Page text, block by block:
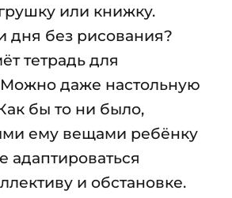
или книжку.
дня без рисования?
тетрадь для
даже настольную
бы то ни было,
ему вещами ребёнку
адаптироваться
и обстановке.